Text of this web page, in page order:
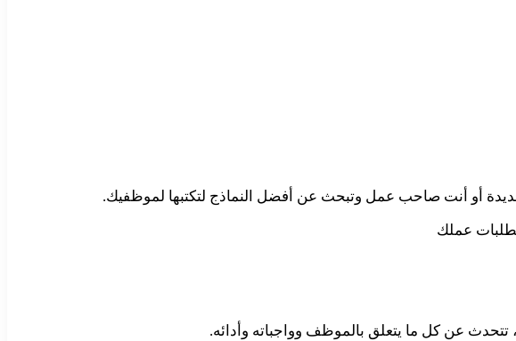
أو أنت صاحب عمل وتبحث عن أفضل النماذج لتكتبها لموظفيك.
عملك
عن كل ما يتعلق بالموظف وواجباته وأدائه.